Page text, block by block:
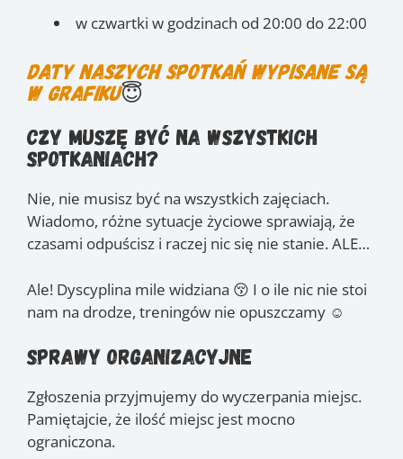
w czwartki w godzinach od 20:00 do 22:00
Daty naszych spotkań wypisane są
w grafiku😇
Czy muszę być na wszystkich
spotkaniach?
Nie, nie musisz być na wszystkich zajęciach.
Wiadomo, różne sytuacje życiowe sprawiają, że
czasami odpuścisz i raczej nic się nie stanie. ALE…
Ale! Dyscyplina mile widziana 😚 I o ile nic nie stoi
nam na drodze, treningów nie opuszczamy ☺️
Sprawy organizacyjne
Zgłoszenia przyjmujemy do wyczerpania miejsc.
Pamiętajcie, że ilość miejsc jest mocno
ograniczona.